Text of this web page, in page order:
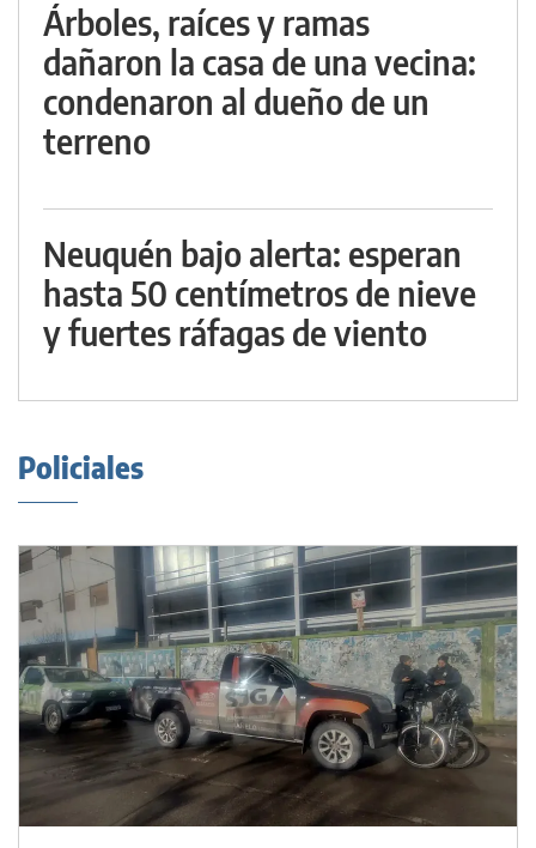
Árboles, raíces y ramas
dañaron la casa de una vecina:
condenaron al dueño de un
terreno
Neuquén bajo alerta: esperan
hasta 50 centímetros de nieve
y fuertes ráfagas de viento
Policiales